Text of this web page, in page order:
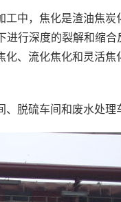
中，焦化是渣油焦炭
行深度的裂解和缩合
、流化焦化和灵活焦
脱硫车间和废水处理